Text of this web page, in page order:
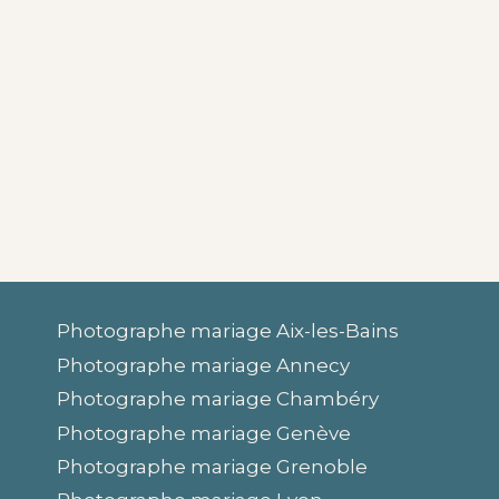
Photographe mariage Aix-les-Bains
Photographe mariage Annecy
Photographe mariage Chambéry
Photographe mariage Genève
Photographe mariage Grenoble